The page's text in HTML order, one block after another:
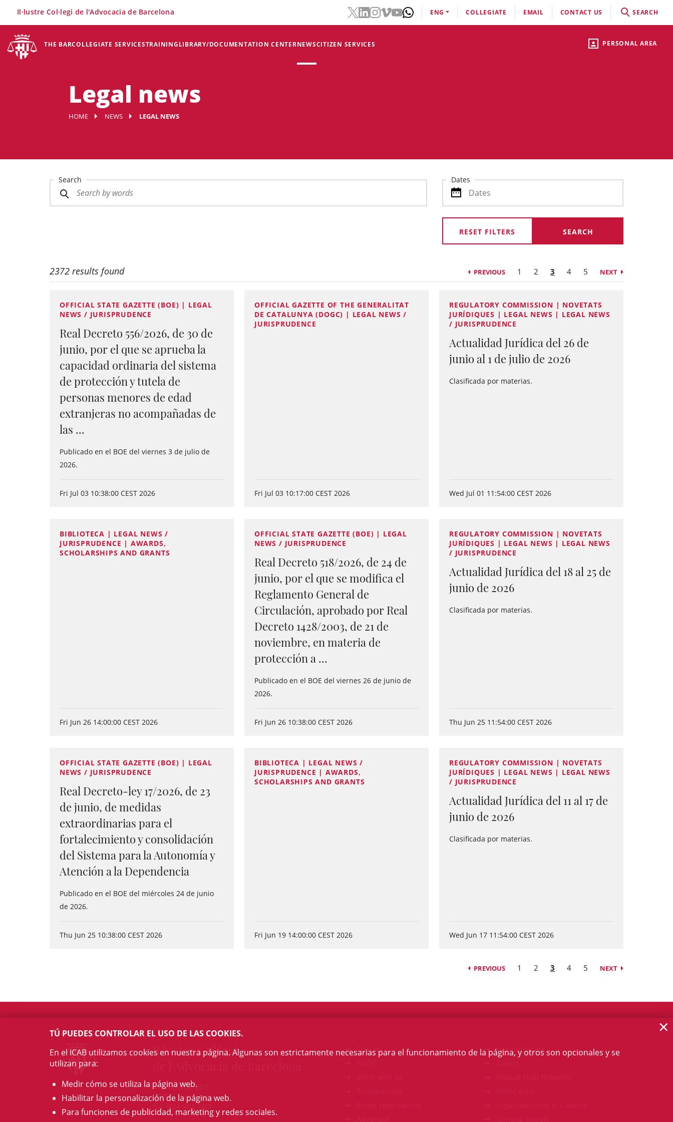
PERSONAL AREA
THE BARCOLLEGIATE SERVICESTRAININGLIBRARY/DOCUMENTATION CENTERNEWSCITIZEN SERVICES
Il·lustre Col·legi de l'Advocacia de Barcelona ENG COLLEGIATE EMAIL CONTACT US SEARCH
Legal news
HOME NEWS LEGAL NEWS
Search Dates
RESET FILTERS
2372 results found PREVIOUS 1 2 3 4 5 NEXT
OFFICIAL STATE GAZETTE (BOE) | LEGAL
NEWS / JURISPRUDENCE
Real Decreto 556/2026, de 30 de
junio, por el que se aprueba la
capacidad ordinaria del sistema
de protección y tutela de
personas menores de edad
extranjeras no acompañadas de
las ...
Publicado en el BOE del viernes 3 de julio de
2026.
Fri Jul 03 10:38:00 CEST 2026
OFFICIAL GAZETTE OF THE GENERALITAT
DE CATALUNYA (DOGC) | LEGAL NEWS /
JURISPRUDENCE
Fri Jul 03 10:17:00 CEST 2026
REGULATORY COMMISSION | NOVETATS
JURÍDIQUES | LEGAL NEWS | LEGAL NEWS
/ JURISPRUDENCE
Actualidad Jurídica del 26 de
junio al 1 de julio de 2026
Clasificada por materias.
Wed Jul 01 11:54:00 CEST 2026
BIBLIOTECA | LEGAL NEWS /
JURISPRUDENCE | AWARDS,
SCHOLARSHIPS AND GRANTS
Fri Jun 26 14:00:00 CEST 2026
OFFICIAL STATE GAZETTE (BOE) | LEGAL
NEWS / JURISPRUDENCE
Real Decreto 518/2026, de 24 de
junio, por el que se modifica el
Reglamento General de
Circulación, aprobado por Real
Decreto 1428/2003, de 21 de
noviembre, en materia de
protección a ...
Publicado en el BOE del viernes 26 de junio de
2026.
Fri Jun 26 10:38:00 CEST 2026
REGULATORY COMMISSION | NOVETATS
JURÍDIQUES | LEGAL NEWS | LEGAL NEWS
/ JURISPRUDENCE
Actualidad Jurídica del 18 al 25 de
junio de 2026
Clasificada por materias.
Thu Jun 25 11:54:00 CEST 2026
OFFICIAL STATE GAZETTE (BOE) | LEGAL
NEWS / JURISPRUDENCE
Real Decreto-ley 17/2026, de 23
de junio, de medidas
extraordinarias para el
fortalecimiento y consolidación
del Sistema para la Autonomía y
Atención a la Dependencia
Publicado en el BOE del miércoles 24 de junio
de 2026.
Thu Jun 25 10:38:00 CEST 2026
BIBLIOTECA | LEGAL NEWS /
JURISPRUDENCE | AWARDS,
SCHOLARSHIPS AND GRANTS
Fri Jun 19 14:00:00 CEST 2026
REGULATORY COMMISSION | NOVETATS
JURÍDIQUES | LEGAL NEWS | LEGAL NEWS
/ JURISPRUDENCE
Actualidad Jurídica del 11 al 17 de
junio de 2026
Clasificada por materias.
Wed Jun 17 11:54:00 CEST 2026
PREVIOUS 1 2 3 4 5 NEXT
Il·lustre Col·legi
c/ Mallorca, 283
08037 Barcelona
Tel. 934 961 880
Contact
Intercollegiate
TÚ PUEDES CONTROLAR EL USO DE LAS COOKIES.
En el ICAB utilizamos cookies en nuestra página. Algunas son estrictamente necesarias para el funcionamiento de la página, y otros son opcionales y se
utilizan para:
Medir cómo se utiliza la página web.
Habilitar la personalización de la página web.
Para funciones de publicidad, marketing y redes sociales.
×